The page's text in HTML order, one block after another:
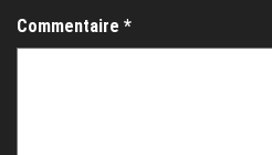
Commentaire *